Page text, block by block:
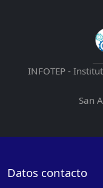
INFOTEP -
San
Datos contacto